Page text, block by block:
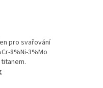
pro svařování
8%Ni-3%Mo